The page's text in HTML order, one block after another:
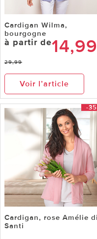
Cardigan Wilma,
bourgogne
à partir de14,99
29,99
Voir l’article
-
Cardigan, rose Amélie di
Santi